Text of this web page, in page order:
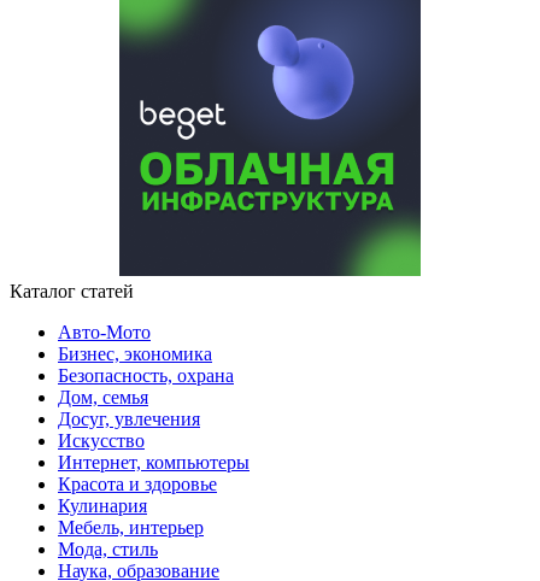
Каталог статей
Авто-Мото
Бизнес, экономика
Безопасность, охрана
Дом, семья
Досуг, увлечения
Искусство
Интернет, компьютеры
Красота и здоровье
Кулинария
Мебель, интерьер
Мода, стиль
Наука, образование